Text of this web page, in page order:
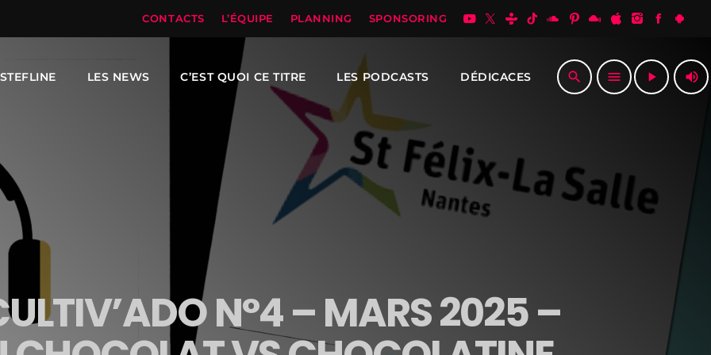
CONTACTS L’ÉQUIPE PLANNING SPONSORING
LES NEWS C’EST QUOI CE TITRE LES PODCASTS DÉDICACES search menu play_arrow volume_up
N°4 – MARS 2025 –